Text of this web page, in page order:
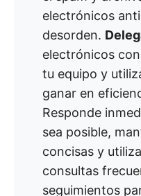
electrónicos
desorden.
electrónicos
tu equipo y
ganar en
Responde
sea posible,
concisas y
consultas
seguimientos